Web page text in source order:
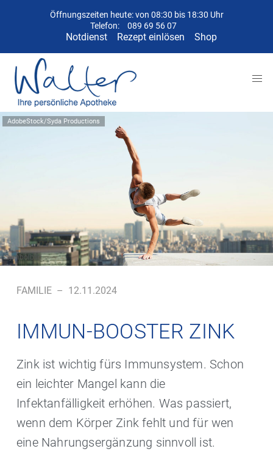
Öffnungszeiten heute: von 08:30 bis 18:30 Uhr
Telefon:
089 69 56 07
Notdienst Rezept einlösen Shop
AdobeStock/Syda Productions
Symbolbild
FAMILIE – 12.11.2024
IMMUN-BOOSTER ZINK
Zink ist wichtig fürs Immunsystem. Schon
ein leichter Mangel kann die
Infektanfälligkeit erhöhen. Was passiert,
wenn dem Körper Zink fehlt und für wen
eine Nahrungsergänzung sinnvoll ist.